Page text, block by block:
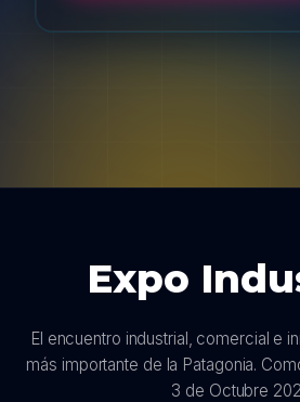
Expo
El encuentro industrial, comercial e
más importante de la Patagonia.
3 de Octubre